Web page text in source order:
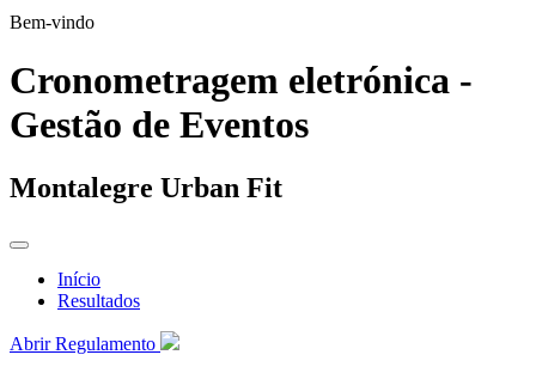
Bem-vindo
Cronometragem eletrónica -
Gestão de Eventos
Montalegre Urban Fit
Início
Resultados
Abrir Regulamento